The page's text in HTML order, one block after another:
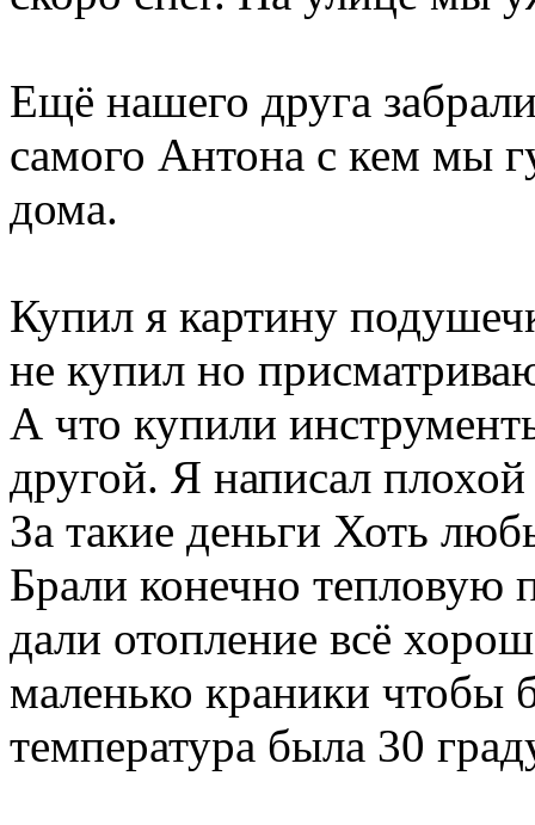
Ещё нашего друга
самого Антона с кем мы
дома.
Купил я картину
не купил но
А что купили
другой. Я написал плохой
За такие деньги Хоть
Брали конечно тепловую
дали отопление всё
маленько краники чтобы
температура была 30